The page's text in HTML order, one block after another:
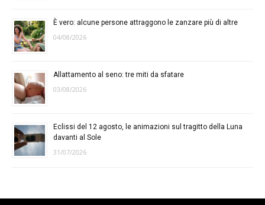
È vero: alcune persone attraggono le zanzare più di altre
04/08/2026
Allattamento al seno: tre miti da sfatare
03/08/2026
Eclissi del 12 agosto, le animazioni sul tragitto della Luna
davanti al Sole
31/07/2026